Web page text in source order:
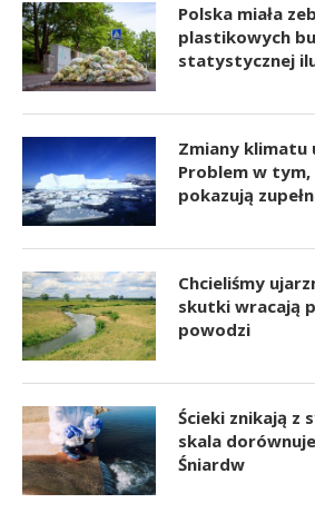
Polska miała
plastikowych
statystycznej
Zmiany klimatu
Problem w tym,
pokazują
Chcieliśmy
skutki wracają
powodzi
Ścieki znikają z
skala
Śniardw